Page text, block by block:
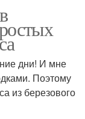
дни! И мне
Поэтому
из березового